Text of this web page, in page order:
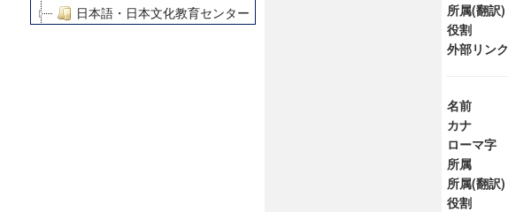
日本語・日本文化教育センター
慶應義塾大学グローバルCOEプログラム市民社会ガバナンス教育研究センター
慶應義塾大学グローバルCOEプログラム論理と感性の先端的教育研究拠点
所属(翻訳)
役割
外部リンク
名前
カナ
ローマ字
所属
所属(翻訳)
役割